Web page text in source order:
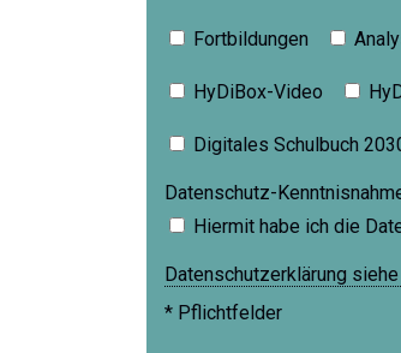
Fortbildungen
HyDiBox-Video
Digitales Schulbuch
Datenschutz-
Hiermit habe ich die
Datenschutzerklärung siehe
* Pflichtfelder